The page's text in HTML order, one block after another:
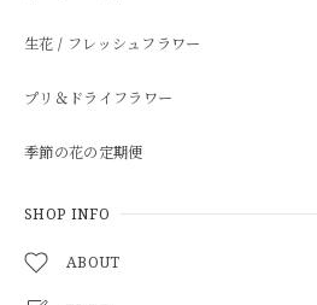
生花 / フレッシュフラワー
プリ＆ドライフラワー
季節の花の定期便
SHOP INFO
ABOUT